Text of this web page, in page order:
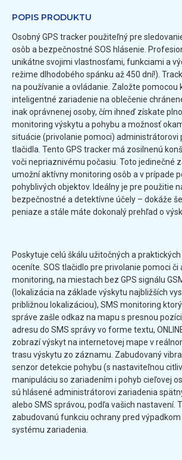
POPIS PRODUKTU
Osobný GPS tracker použiteľný pre
osôb a bezpečnostné SOS hlásenie.
unikátne svojimi vlastnosťami, funkciami a
režime dlhodobého spánku až 450 dní!).
na používanie a ovládanie. Založte pomocou
inteligentné zariadenie na oblečenie
inak oprávnenej osoby, čím ihneď získate
monitoring výskytu a pohybu a možnosť
situácie (privolanie pomoci) administrátorovi
tlačidla. Tento GPS tracker má zosilnenú
voči nepriaznivému počasiu. Toto jedinečné
umožní aktívny monitoring osôb a v prípade
pohyblivých objektov. Ideálny je pre použitie
bezpečnostné a detektívne účely – dokáže
peniaze a stále máte dokonalý prehľad o
Poskytuje celú škálu užitočných a
oceníte. SOS tlačidlo pre privolanie pomoci či
monitoring, na miestach bez GPS signálu
(lokalizácia na základe výskytu najbližších
približnou lokalizáciou), SMS monitoring
správe zašle odkaz na mapu s presnou
adresu do SMS správy vo forme textu,
zobrazí výskyt na internetovej mape v
trasu výskytu zo záznamu. Zabudovaný
senzor detekcie pohybu (s nastaviteľnou
manipuláciu so zariadením i pohyb cieľovej
sú hlásené administrátorovi zariadenia
alebo SMS správou, podľa vašich nastavení.
zabudovanú funkciu ochrany pred
systému zariadenia.